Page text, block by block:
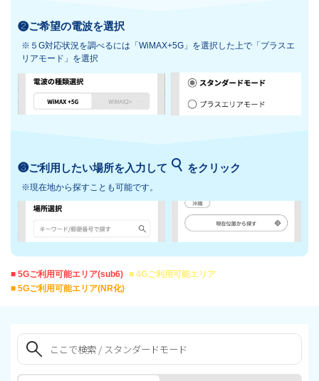
❷ご希望の電波を選択
※５G対応状況を調べるには「WiMAX+5G」を選択した上で「プラスエ
リアモード」を選択
❸ご利用したい場所を入力して をクリック
※現在地から探すことも可能です。
■ 5Gご利用可能エリア(sub6) ■ 4Gご利用可能エリア
■ 5Gご利用可能エリア(NR化)